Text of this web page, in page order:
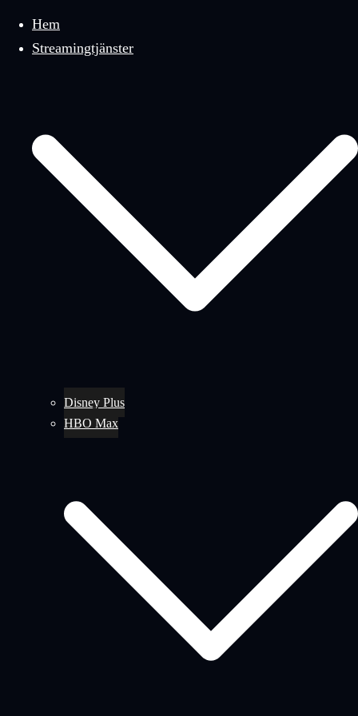
Hem
Streamingtjänster
Disney Plus
HBO Max